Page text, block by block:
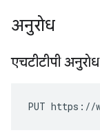
अनुरोध
एचटीटीपी अनुरोध
PUT https://